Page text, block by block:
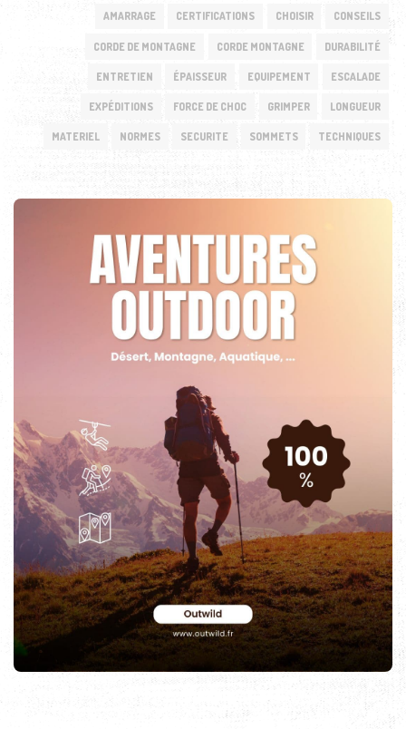
AMARRAGE CERTIFICATIONS CHOISIR CONSEILS
CORDE DE MONTAGNE CORDE MONTAGNE DURABILITÉ
ENTRETIEN ÉPAISSEUR EQUIPEMENT ESCALADE
EXPÉDITIONS FORCE DE CHOC GRIMPER LONGUEUR
MATERIEL NORMES SECURITE SOMMETS TECHNIQUES